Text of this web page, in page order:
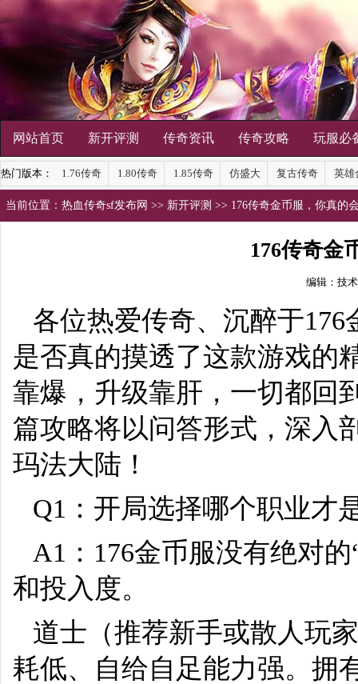
网站首页 新开评测 传奇资讯 传奇攻略 玩服必
热门版本： 1.76传奇 1.80传奇 1.85传奇 仿盛大 复古传奇 英雄
当前位置： 热血传奇sf发布网 >> 新开评测 >> 176传奇金币服，你真的
176传奇金
编辑：技
各位热爱传奇、沉醉于
是否真的摸透了这款游戏的
靠爆，升级靠肝，一切都回
篇攻略将以问答形式，深入
玛法大陆！
Q1：开局选择哪个职业才
A1：176金币服没有绝对
和投入度。
道士（推荐新手或散人玩
耗低、自给自足能力强。拥